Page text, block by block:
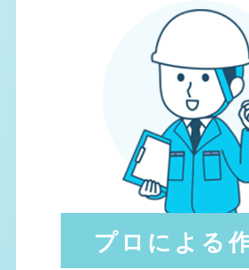
プロによる